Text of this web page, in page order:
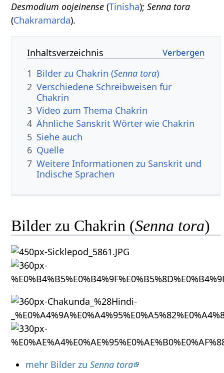
Desmodium oojeinense (Tinisha);Senna tora
(Chakramarda).
Inhaltsverzeichnis
1 Bilder zu Chakrin (Senna tora)
2 Verschiedene Schreibweisen für
Chakrin
3 Video zum Thema Chakrin
4 Ähnliche Sanskrit Wörter wie Chakrin
5 Siehe auch
6 Quelle
7 Weitere Informationen zu Sanskrit und
Indische Sprachen
Bilder zu Chakrin (Senna tora)
mehr Bilder zu Senna tora